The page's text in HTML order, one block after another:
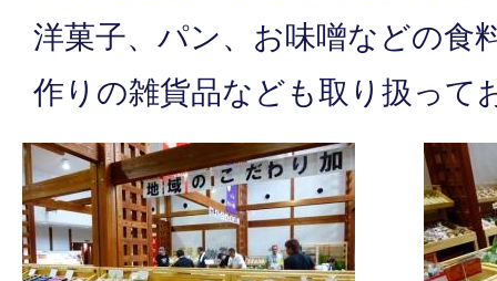
洋菓子、パン、お味噌などの食
作りの雑貨品なども取り扱って